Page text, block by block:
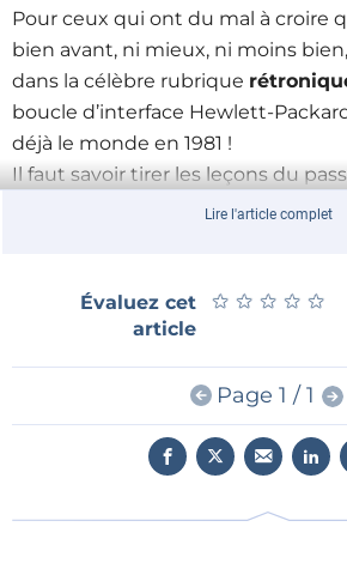
Pour ceux qui ont du mal à croire
bien avant, ni mieux, ni moins
dans la célèbre rubrique
boucle d’interface Hewlett-
déjà le monde en 1981 !
Il faut savoir tirer les leçons du
intelligemment le futur et poser
n’est pas anodine, les
Autre domaine promis à un avenir
beau et probablement
. Lisez p.78
Situnayake, un ancien de Google.
Comment bien gérer mes batteries
fautménager le lithium.
Lire l'article complet
Évaluez cet
article
★ ★ ★ ★ ★
★ ★ ★ ★ ★
Page 1 / 1